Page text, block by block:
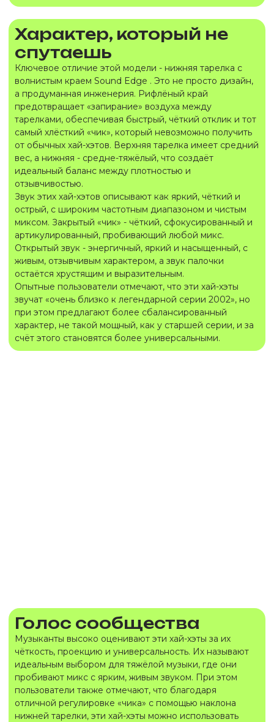
Характер, который не
спутаешь
Ключевое отличие этой модели - нижняя тарелка с
волнистым краем Sound Edge . Это не просто дизайн,
а продуманная инженерия. Рифлёный край
предотвращает «запирание» воздуха между
тарелками, обеспечивая быстрый, чёткий отклик и тот
самый хлёсткий «чик», который невозможно получить
от обычных хай-хэтов. Верхняя тарелка имеет средний
вес, а нижняя - средне-тяжёлый, что создаёт
идеальный баланс между плотностью и
отзывчивостью.
Звук этих хай-хэтов описывают как яркий, чёткий и
острый, с широким частотным диапазоном и чистым
миксом. Закрытый «чик» - чёткий, сфокусированный и
артикулированный, пробивающий любой микс.
Открытый звук - энергичный, яркий и насыщенный, с
живым, отзывчивым характером, а звук палочки
остаётся хрустящим и выразительным.
Опытные пользователи отмечают, что эти хай-хэты
звучат «очень близко к легендарной серии 2002», но
при этом предлагают более сбалансированный
характер, не такой мощный, как у старшей серии, и за
счёт этого становятся более универсальными.
Голос сообщества
Музыканты высоко оценивают эти хай-хэты за их
чёткость, проекцию и универсальность. Их называют
идеальным выбором для тяжёлой музыки, где они
пробивают микс с ярким, живым звуком. При этом
пользователи также отмечают, что благодаря
отличной регулировке «чика» с помощью наклона
нижней тарелки, эти хай-хэты можно использовать